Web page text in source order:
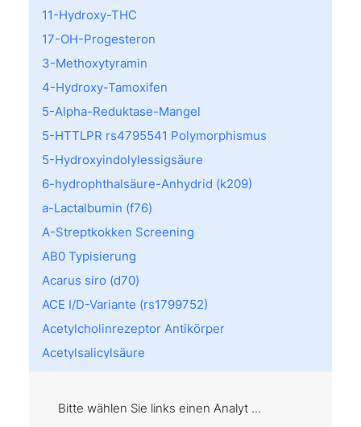
11-Hydroxy-THC
17-OH-Progesteron
3-Methoxytyramin
4-Hydroxy-Tamoxifen
5-Alpha-Reduktase-Mangel
5-HTTLPR rs4795541 Polymorphismus
5-Hydroxyindolylessigsäure
6-hydrophthalsäure-Anhydrid (k209)
a-Lactalbumin (f76)
A-Streptkokken Screening
AB0 Typisierung
Acarus siro (d70)
ACE I/D-Variante (rs1799752)
Acetylcholinrezeptor Antikörper
Acetylsalicylsäure
Acremonium kiliense (m202)
Bitte wählen Sie links einen Analyt ...